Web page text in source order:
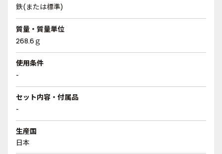
鉄(または標準)
質量・質量単位
268.6ｇ
使用条件
-
セット内容・付属品
-
生産国
日本